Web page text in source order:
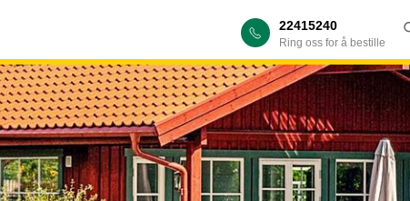
22415240
Ring oss for å bestille